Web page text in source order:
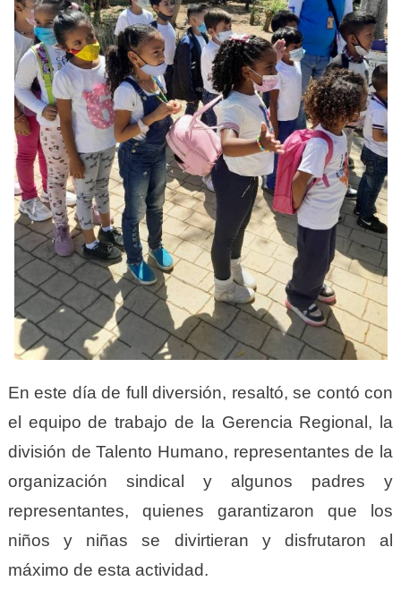
En este día de full diversión, resaltó, se contó con
el equipo de trabajo de la Gerencia Regional, la
división de Talento Humano, representantes de la
organización sindical y algunos padres y
representantes, quienes garantizaron que los
niños y niñas se divirtieran y disfrutaron al
máximo de esta actividad.